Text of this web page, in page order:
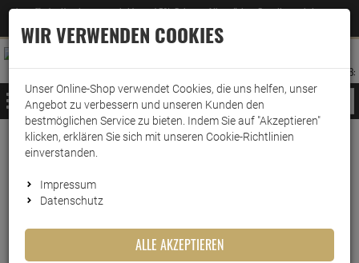
Jetzt für den Newsletter entscheiden und 5% Rabatt auf Ihre nächste Bestellung erhalten
–Zum Newsletter
ANMELDEN
AUFKLAPPEN
MERKZETTEL
WARENKORB:
MENÜ
Weiter einkaufen www.wark24.de Drogerie
Wäschepflege
Fleckenbehandlung
Sil saptil Universal
Fleckenentferner 200ml
WIR VERWENDEN COOKIES
Unser Online-Shop verwendet Cookies, die uns helfen, unser
Angebot zu verbessern und unseren Kunden den
bestmöglichen Service zu bieten. Indem Sie auf "Akzeptieren"
klicken, erklären Sie sich mit unseren Cookie-Richtlinien
einverstanden.
Impressum
Datenschutz
ALLE AKZEPTIEREN